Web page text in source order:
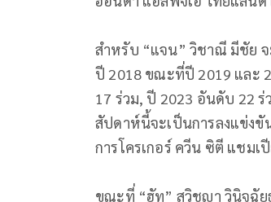
สำหรับ “แจน” วิชาณี มีชัย
ปี 2018 ขณะที่ปี 2019 และ
17 ร่วม, ปี 2023 อันดับ 22
สัปดาห์นี้จะเป็นการลงแข่งขั
การโครเกอร์ ควีน ซิตี แชม
ขณะที่ “ฮัท” สุวิชญา วินิจฉัย